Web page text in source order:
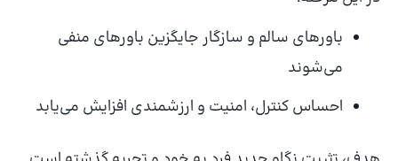
باورهای سالم و سازگار جایگزین باورهای منفی
می‌شوند
احساس کنترل، امنیت و ارزشمندی افزایش می‌یابد